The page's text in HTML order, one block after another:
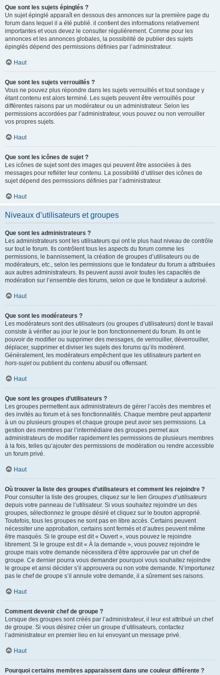
Que sont les sujets épinglés ?
Un sujet épinglé apparaît en dessous des annonces sur la première page du
forum dans lequel il a été publié. il contient des informations relativement
importantes et vous devez le consulter régulièrement. Comme pour les
annonces et les annonces globales, la possibilité de publier des sujets
épinglés dépend des permissions définies par l’administrateur.
Haut
Que sont les sujets verrouillés ?
Vous ne pouvez plus répondre dans les sujets verrouillés et tout sondage y
étant contenu est alors terminé. Les sujets peuvent être verrouillés pour
différentes raisons par un modérateur ou un administrateur. Selon les
permissions accordées par l’administrateur, vous pouvez ou non verrouiller
vos propres sujets.
Haut
Que sont les icônes de sujet ?
Les icônes de sujet sont des images qui peuvent être associées à des
messages pour refléter leur contenu. La possibilité d’utiliser des icônes de
sujet dépend des permissions définies par l’administrateur.
Haut
Niveaux d’utilisateurs et groupes
Que sont les administrateurs ?
Les administrateurs sont les utilisateurs qui ont le plus haut niveau de contrôle
sur tout le forum. Ils contrôlent tous les aspects du forum comme les
permissions, le bannissement, la création de groupes d’utilisateurs ou de
modérateurs, etc., selon les permissions que le fondateur du forum a attribuées
aux autres administrateurs. Ils peuvent aussi avoir toutes les capacités de
modération sur l’ensemble des forums, selon ce que le fondateur a autorisé.
Haut
Que sont les modérateurs ?
Les modérateurs sont des utilisateurs (ou groupes d’utilisateurs) dont le travail
consiste à vérifier au jour le jour le bon fonctionnement du forum. Ils ont le
pouvoir de modifier ou supprimer des messages, de verrouiller, déverrouiller,
déplacer, supprimer et diviser les sujets des forums qu’ils modèrent.
Généralement, les modérateurs empêchent que les utilisateurs partent en
hors-sujetou publient du contenu abusif ou offensant.
Haut
Que sont les groupes d’utilisateurs ?
Les groupes permettent aux administrateurs de gérer l’accès des membres et
des invités au forum et à ses fonctionnalités. Chaque membre peut appartenir
à un ou plusieurs groupes et chaque groupe peut avoir ses permissions. La
gestion des membres par l’intermédiaire des groupes permet aux
administrateurs de modifier rapidement les permissions de plusieurs membres
à la fois, telles qu’ajouter des permissions de modération ou rendre accessible
un forum privé.
Haut
Où trouver la liste des groupes d’utilisateurs et comment les rejoindre ?
Pour consulter la liste des groupes, cliquez sur le lien Groupes d’utilisateurs
depuis votre panneau de l’utilisateur. Si vous souhaitez rejoindre un des
groupes, sélectionnez le groupe désiré et cliquez sur le bouton approprié.
Toutefois, tous les groupes ne sont pas en libre accès. Certains peuvent
nécessiter une approbation, certains sont fermés et d’autres peuvent même
être masqués. Si le groupe est dit « Ouvert », vous pouvez le rejoindre
librement. Si le groupe est dit « À la demande », vous pouvez rejoindre le
groupe mais votre demande nécessitera d’être approuvée par un chef de
groupe. Ce dernier pourra vous demander pourquoi vous souhaitez rejoindre
le groupe et ainsi décider s’il approuvera ou non votre demande. N’importunez
pas le chef de groupe s’il annule votre demande, il a sûrement ses raisons.
Haut
Comment devenir chef de groupe ?
Lorsque des groupes sont créés par l’administrateur, il leur est attribué un chef
de groupe. Si vous désirez créer un groupe d’utilisateurs, contactez
l’administrateur en premier lieu en lui envoyant un message privé.
Haut
Pourquoi certains membres apparaissent dans une couleur différente ?